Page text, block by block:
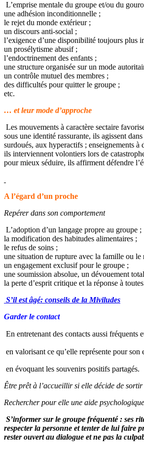
L’emprise mentale du groupe et/ou du
une adhésion inconditionnelle ;
le rejet du monde extérieur ;
un discours anti-social ;
l’exigence d’une disponibilité toujours plus
un prosélytisme abusif ;
l’endoctrinement des enfants ;
une structure organisée sur un mode
un contrôle mutuel des membres ;
des difficultés pour quitter le groupe ;
etc.
… et leur mode d’approche
Les mouvements à caractère sectaire
sous une identité rassurante, ils agissent
surdoués, aux hyperactifs ; enseignements
ils interviennent volontiers lors de
pour mieux séduire, ils affirment défendre
A l’égard d’un proche
Repérer dans son comportement
L’adoption d’un langage propre au groupe ;
la modification des habitudes alimentaires ;
le refus de soins ;
une situation de rupture avec la famille ou le
un engagement exclusif pour le groupe ;
une soumission absolue, un dévouement
la perte d’esprit critique et la réponse à
S’il est âgé: conseils de la Miviludes
Garder le contact
En entretenant des contacts aussi fréquents
en valorisant ce qu’elle représente pour
en évoquant les souvenirs positifs partagés.
Être prêt à l’accueillir si elle décide de
Rechercher pour elle une aide psychologique
S’informer sur le groupe fréquenté : ses
respecter la personne et tenter de lui faire
rester ouvert au dialogue et ne pas la